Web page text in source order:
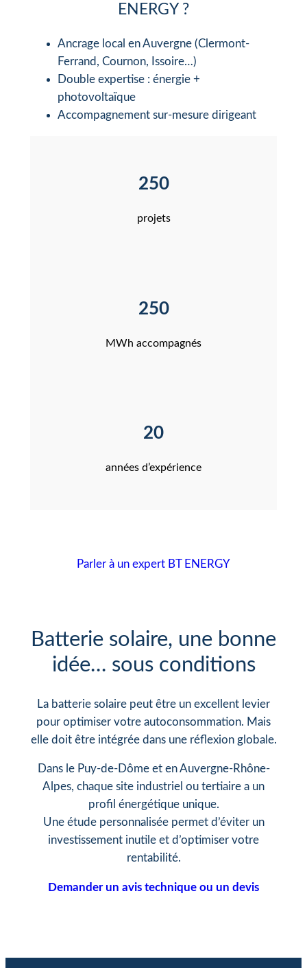
ENERGY ?
Ancrage local en Auvergne (Clermont-
Ferrand, Cournon, Issoire…)
Double expertise : énergie +
photovoltaïque
Accompagnement sur-mesure dirigeant
250
projets
250
MWh accompagnés
20
années d’expérience
Parler à un expert BT ENERGY
Batterie solaire, une bonne
idée… sous conditions
La batterie solaire peut être un excellent levier
pour optimiser votre autoconsommation. Mais
elle doit être intégrée dans une réflexion globale.
Dans le Puy-de-Dôme et en Auvergne-Rhône-
Alpes, chaque site industriel ou tertiaire a un
profil énergétique unique.
Une étude personnalisée permet d’éviter un
investissement inutile et d’optimiser votre
rentabilité.
Demander un avis technique ou un devis